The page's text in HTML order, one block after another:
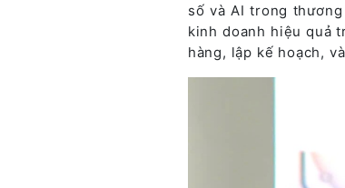
số và AI trong
kinh doanh hiệu quả
hàng, lập kế hoạch,